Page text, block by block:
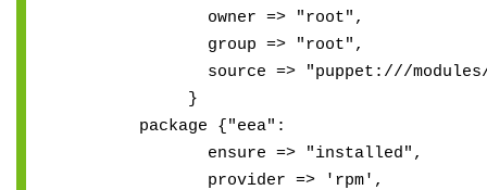
owner => "root",
group => "root",
source => "puppet:///modules/eea/
}
package {"eea":
ensure => "installed",
provider => 'rpm',